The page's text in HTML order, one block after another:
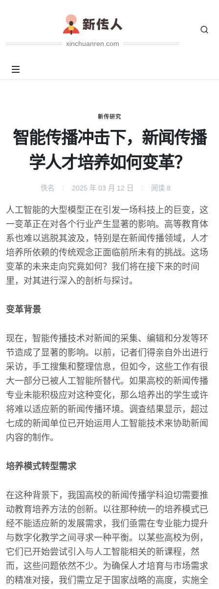
xinchuanren.com
新传研究
智能传播冲击下，新闻传播
学人才培养如何变革？
佚名 2025 年 03 月 12 日 阅读 8
人工智能的大型模型正在引发一场科技上的巨变，这
一变革正在对各个行业产生显著的影响。高等教育体
系也难以逃脱其波及，特别是在新闻传播领域，人才
培养所依赖的传统观念正面临前所未有的挑战。这场
变革的未来走向究竟如何？我们将在接下来的时间
里，对其进行深入的剖析与探讨。
变革背景
现在，智能传播技术对新闻的采集、编辑和分发等环
节造成了显著的影响。以前，记者们得亲自外出进行
采访，手工搜集和整理信息，但如今，这些工作有很
大一部分已被人工智能所替代。如果高校的新闻传播
专业未能积极应对这种变化，那么培养出的学生或许
将难以适应新的新闻传播环境。调查结果显示，超过
七成的新闻单位已开始运用人工智能技术来协助新闻
内容的制作。
培养模式转型需求
在这种背景下，我国高校的新闻传播学科迫切需要推
动教育培养方法的创新。以往那种统一的培养模式已
经不能适应新的发展需求，我们亟需在专业能力提升
与数字化教学之间寻求一种平衡。以某些高校为例，
它们已开始尝试引入与人工智能相关的新课程，然
而，这些问题依然不少。为确保人才培育与市场需求
的精准对接，我们需立足于国家战略的高度，实施全